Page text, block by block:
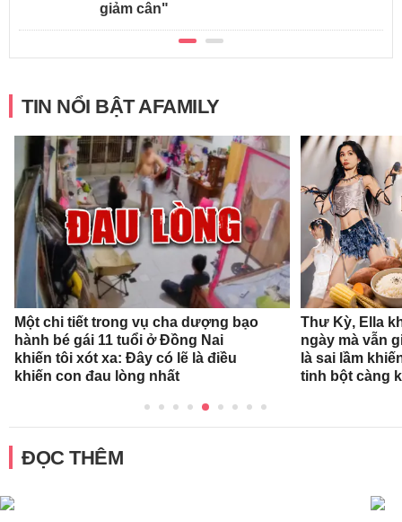
giảm cân"
TIN NỔI BẬT AFAMILY
Một chi tiết trong vụ cha dượng bạo
hành bé gái 11 tuổi ở Đồng Nai
khiến tôi xót xa: Đây có lẽ là điều
khiến con đau lòng nhất
Thư Kỳ, Ella
ngày mà vẫn
là sai lầm
tinh bột càng
ĐỌC THÊM